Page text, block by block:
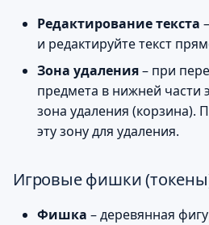
Скриншоты
Редактирование текста
и редактируйте текст
Зона удаления– при
предмета в нижней части
зона удаления (корзина).
эту зону для удаления.
Игровые фишки
Фишка – деревянная